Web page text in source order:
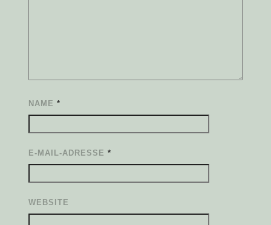
NAME*
E-MAIL-ADRESSE*
WEBSITE